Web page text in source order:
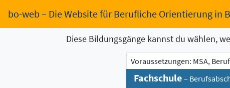
bo-web – Die Website für Berufliche Orientierung in
Diese Bildungsgänge kannst du wählen,
Voraussetzungen: MSA,
Fachschule –